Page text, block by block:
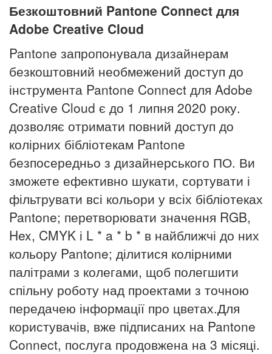
Безкоштовний Pantone Connect для
Adobe Creative Cloud
Pantone запропонувала дизайнерам
безкоштовний необмежений доступ до
інструмента Pantone Connect для Adobe
Creative Cloud є до 1 липня 2020 року.
дозволяє отримати повний доступ до
колірних бібліотекам Pantone
безпосередньо з дизайнерського ПО. Ви
зможете ефективно шукати, сортувати і
фільтрувати всі кольори у всіх бібліотеках
Pantone; перетворювати значення RGB,
Hex, CMYK і L * a * b * в найближчі до них
кольору Pantone; ділитися колірними
палітрами з колегами, щоб полегшити
спільну роботу над проектами з точною
передачею інформації про цветах.Для
користувачів, вже підписаних на Pantone
Connect, послуга продовжена на 3 місяці.